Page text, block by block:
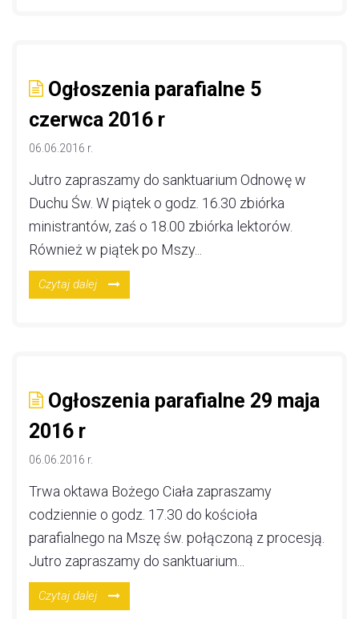
Ogłoszenia parafialne 5
czerwca 2016 r
06.06.2016 r.
Jutro zapraszamy do sanktuarium Odnowę w
Duchu Św. W piątek o godz. 16.30 zbiórka
ministrantów, zaś o 18.00 zbiórka lektorów.
Również w piątek po Mszy...
Czytaj dalej
Ogłoszenia parafialne 29 maja
2016 r
06.06.2016 r.
Trwa oktawa Bożego Ciała zapraszamy
codziennie o godz. 17.30 do kościoła
parafialnego na Mszę św. połączoną z procesją.
Jutro zapraszamy do sanktuarium...
Czytaj dalej